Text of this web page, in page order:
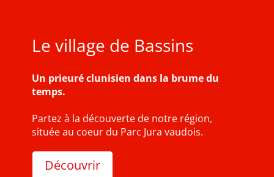
Le village de Bassins
Un prieuré clunisien dans la brume du
temps.
Partez à la découverte de notre région,
située au coeur du Parc Jura vaudois.
Découvrir